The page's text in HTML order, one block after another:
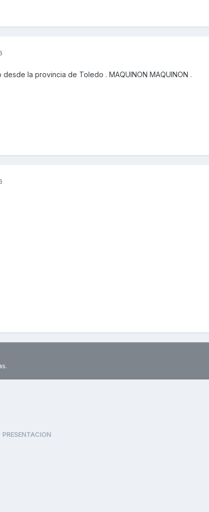
la provincia de Toledo . MAQUINON MAQUINON .
PRESENTACION